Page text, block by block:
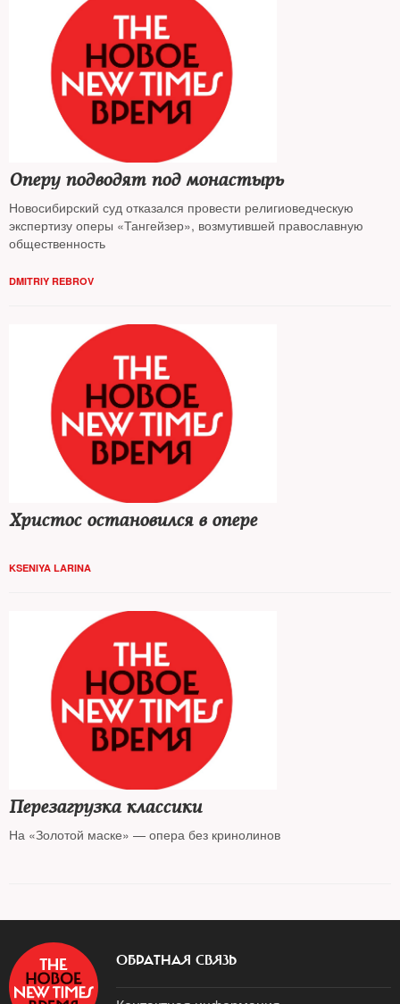
Оперу подводят под монастырь
Новосибирский суд отказался провести религиоведческую
экспертизу оперы «Тангейзер», возмутившей православную
общественность
DMITRIY REBROV
Христос остановился в опере
KSENIYA LARINA
Перезагрузка классики
На «Золотой маске» — опера без кринолинов
ОБРАТНАЯ СВЯЗЬ